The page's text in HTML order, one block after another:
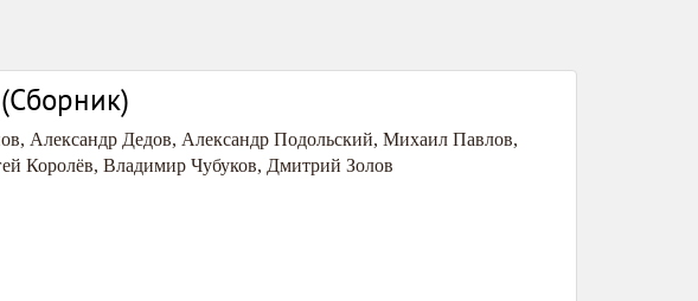
, Александр Дедов, Александр Подольский, Михаил Павлов,
Королёв, Владимир Чубуков, Дмитрий Золов